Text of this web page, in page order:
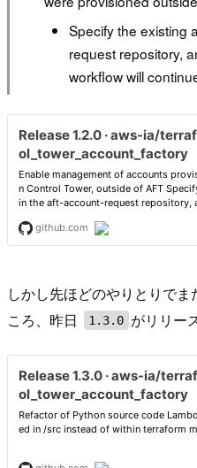
Specify the existing
request repository,
workflow will
しかし先ほどのやりとりで
ころ、昨日
1.3.0 がリリー